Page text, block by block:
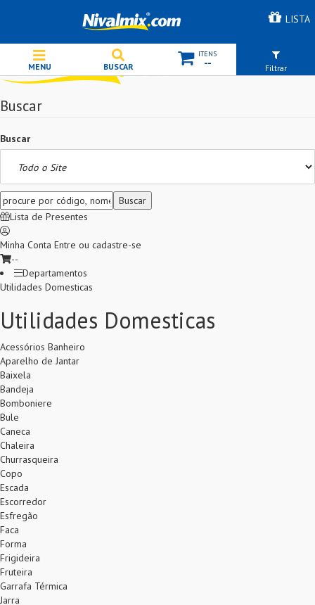
Buscar
Buscar
Lista de Presentes
Minha Conta Entre ou cadastre-se
--
Departamentos
Utilidades Domesticas
Utilidades Domesticas
Acessórios Banheiro
Aparelho de Jantar
Baixela
Bandeja
Bomboniere
Bule
Caneca
Chaleira
Churrasqueira
Copo
Escada
Escorredor
Esfregão
Faca
Forma
Frigideira
Fruteira
Garrafa Térmica
Jarra
LISTA
-- Filtrar